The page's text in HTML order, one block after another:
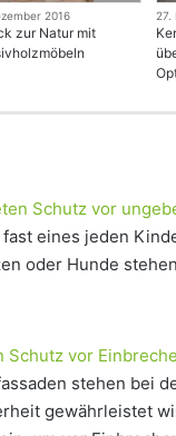
2016
zur Natur mit
27.
Schutz vor
eines jeden
oder Hunde
Schutz vor
stehen bei
gewährleistet